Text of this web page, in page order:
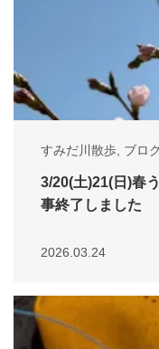
すみだ川散歩 ブロ
3/20(土)21(日)春
事終了しました
2026.03.24